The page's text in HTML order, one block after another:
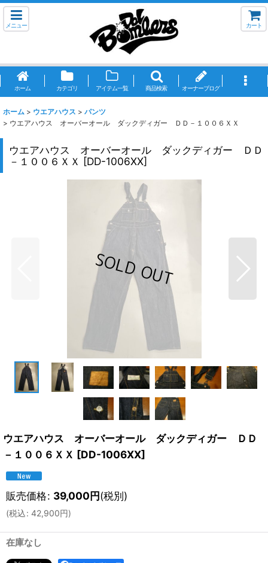
メニュー カート
ホーム カテゴリ アイテム一覧 商品検索 オーナーブログ
ホーム > ウエアハウス > パンツ
> ウエアハウス オーバーオール ダックディガー ＤＤ－１００６ＸＸ
ウエアハウス オーバーオール ダックディガー ＤＤ
－１００６ＸＸ [DD-1006XX]
ウエアハウス オーバーオール ダックディガー ＤＤ
－１００６ＸＸ [DD-1006XX]
販売価格: 39,000円(税別)
(税込: 42,900円)
在庫なし